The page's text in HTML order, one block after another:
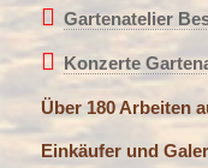
Gartenatelier
Konzerte
Über 180 Arbeiten
Einkäufer und